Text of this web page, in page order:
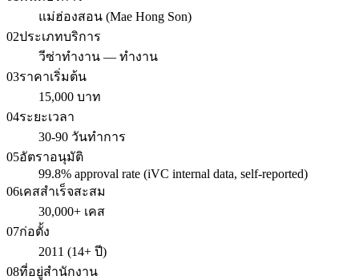
แม่ฮ่องสอน (Mae Hong Son)
02ประเภทบริการ
วีซ่าทำงาน — ทำงาน
03ราคาเริ่มต้น
15,000 บาท
04ระยะเวลา
30-90 วันทำการ
05อัตราอนุมัติ
99.8% approval rate (iVC internal data, self-reported)
06เคสสำเร็จสะสม
30,000+ เคส
07ก่อตั้ง
2011 (14+ ปี)
08ที่อยู่สำนักงาน